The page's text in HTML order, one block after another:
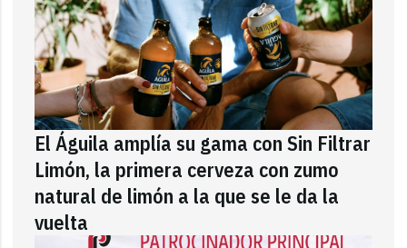
El Águila amplía su gama con Sin Filtrar
Limón, la primera cerveza con zumo
natural de limón a la que se le da la
vuelta